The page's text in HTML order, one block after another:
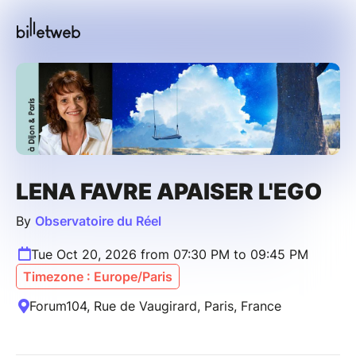
LENA FAVRE APAISER L'EGO
By Observatoire du Réel
Tue Oct 20, 2026 from 07:30 PM to 09:45 PM
Timezone : Europe/Paris
Forum104, Rue de Vaugirard, Paris, France